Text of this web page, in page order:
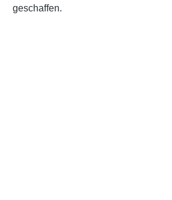
geschaffen.